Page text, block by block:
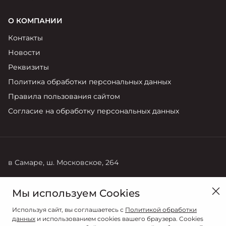
О КОМПАНИИ
Контакты
Новости
Реквизиты
Политика обработки персональных данных
Правила пользования сайтом
Согласие на обработку персональных данных
в Самаре, ш. Московское, 264
8 (846) 269-22-44
Мы используем Cookies
Используя сайт, вы соглашаетесь с Политикой обработки
данных и использованием cookies вашего браузера. Cookies